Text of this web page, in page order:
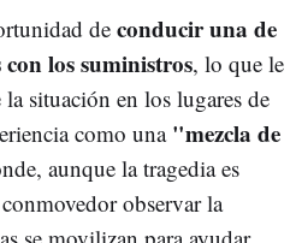
de conducir una de
los suministros, lo que le
situación en los lugares de
como una "mezcla de
aunque la tragedia es
observar la